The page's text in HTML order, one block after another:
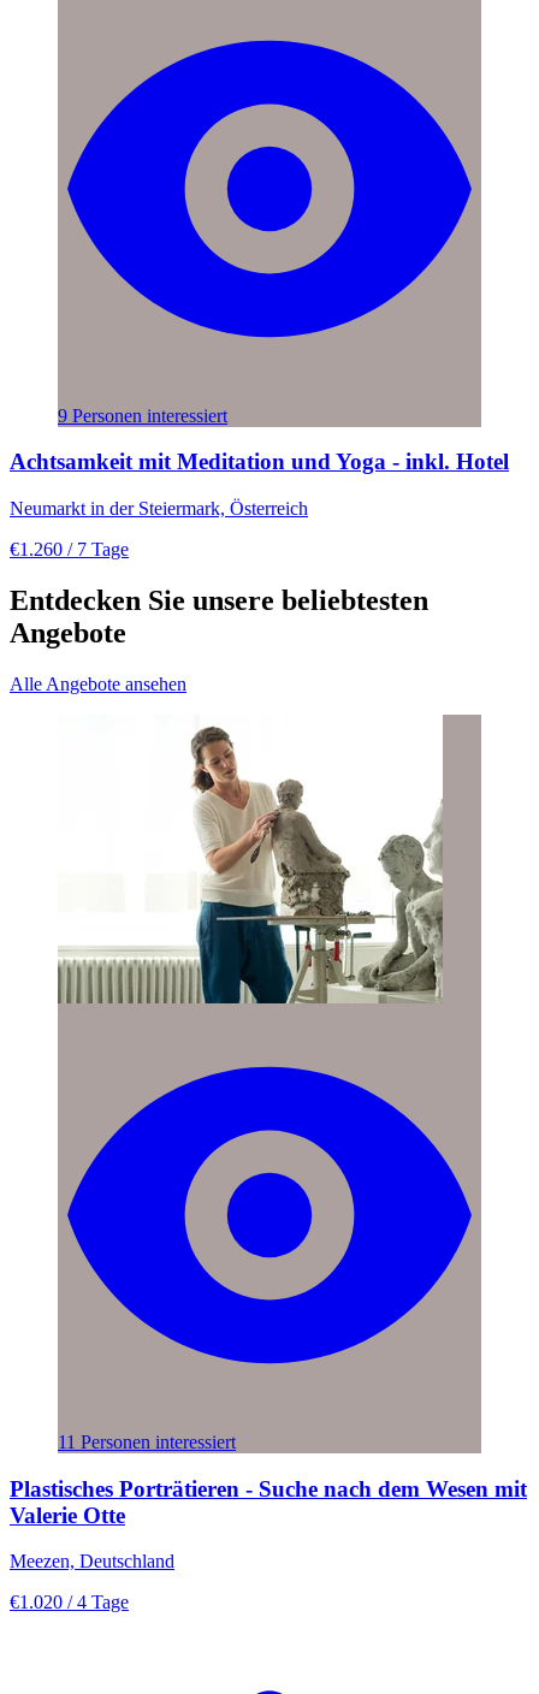
9 Personen interessiert
Achtsamkeit mit Meditation und Yoga - inkl. Hotel
Neumarkt in der Steiermark, Österreich
€1.260 / 7 Tage
Entdecken Sie unsere beliebtesten
Angebote
Alle Angebote ansehen
11 Personen interessiert
Plastisches Porträtieren - Suche nach dem Wesen mit
Valerie Otte
Meezen, Deutschland
€1.020 / 4 Tage